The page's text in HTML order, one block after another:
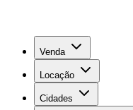
Venda
Locação
Cidades